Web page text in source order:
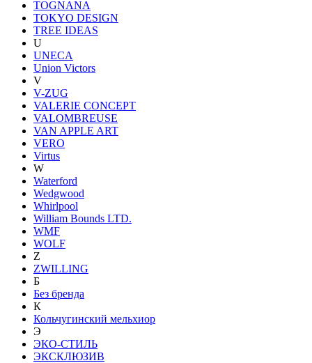
TOGNANA
TOKYO DESIGN
TREE IDEAS
U
UNECA
Union Victors
V
V-ZUG
VALERIE CONCEPT
VALOMBREUSE
VAN APPLE ART
VERO
Virtus
W
Waterford
Wedgwood
Whirlpool
William Bounds LTD.
WMF
WOLF
Z
ZWILLING
Б
Без бренда
К
Кольчугинский мельхиор
Э
ЭКО-СТИЛЬ
ЭКСКЛЮЗИВ